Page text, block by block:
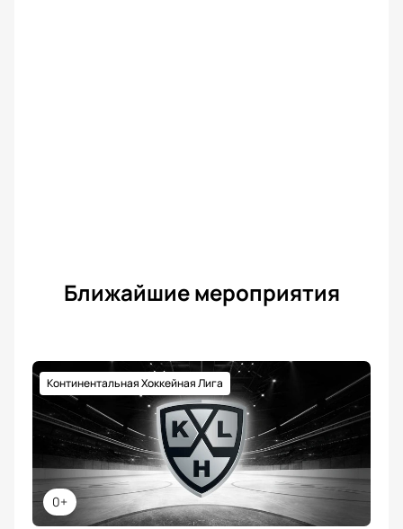
Ближайшие мероприятия
0+
Континентальная Хоккейная Лига